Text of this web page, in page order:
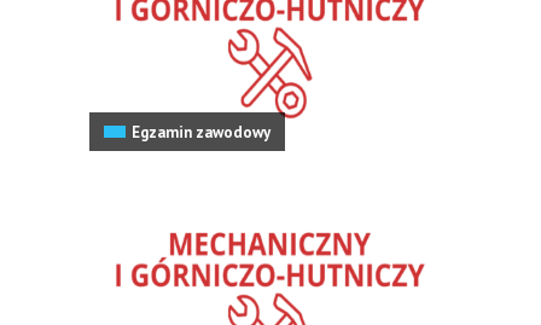
Egzamin zawodowy